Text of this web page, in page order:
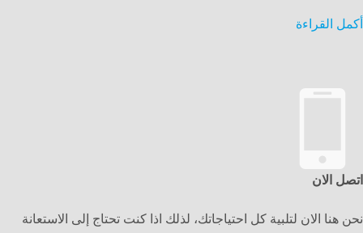
أكمل القراءة
اتصل الان
نحن هنا الان لتلبية كل احتياجاتك، لذلك اذا كنت تحتاج إلى الاستعانة